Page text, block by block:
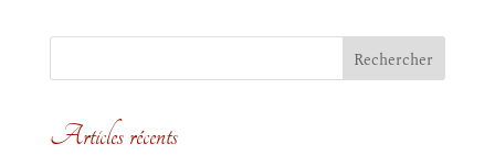
Articles récents